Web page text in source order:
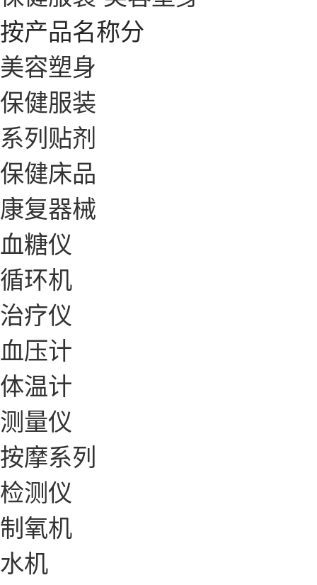
按产品名称分
美容塑身
保健服装
系列贴剂
保健床品
康复器械
血糖仪
循环机
治疗仪
血压计
体温计
测量仪
按摩系列
检测仪
制氧机
水机